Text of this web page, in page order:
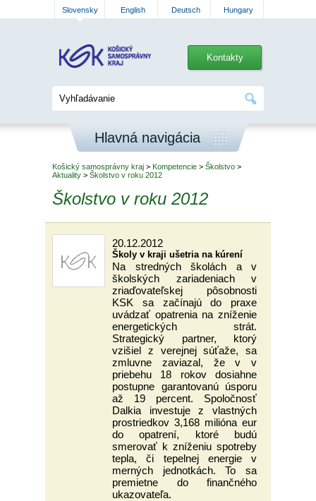
Slovensky English Deutsch Hungary
Kontakty
Hlavná navigácia
Košický samosprávny kraj > Kompetencie > Školstvo >
Aktuality > Školstvo v roku 2012
Školstvo v roku 2012
20.12.2012
Školy v kraji ušetria na kúrení
Na stredných školách a v
školských zariadeniach v
zriaďovateľskej pôsobnosti
KSK sa začínajú do praxe
uvádzať opatrenia na zníženie
energetických strát.
Strategický partner, ktorý
vzišiel z verejnej súťaže, sa
zmluvne zaviazal, že v v
priebehu 18 rokov dosiahne
postupne garantovanú úsporu
až 19 percent. Spoločnosť
Dalkia investuje z vlastných
prostriedkov 3,168 milióna eur
do opatrení, ktoré budú
smerovať k zníženiu spotreby
tepla, či tepelnej energie v
merných jednotkách. To sa
premietne do finančného
ukazovateľa.